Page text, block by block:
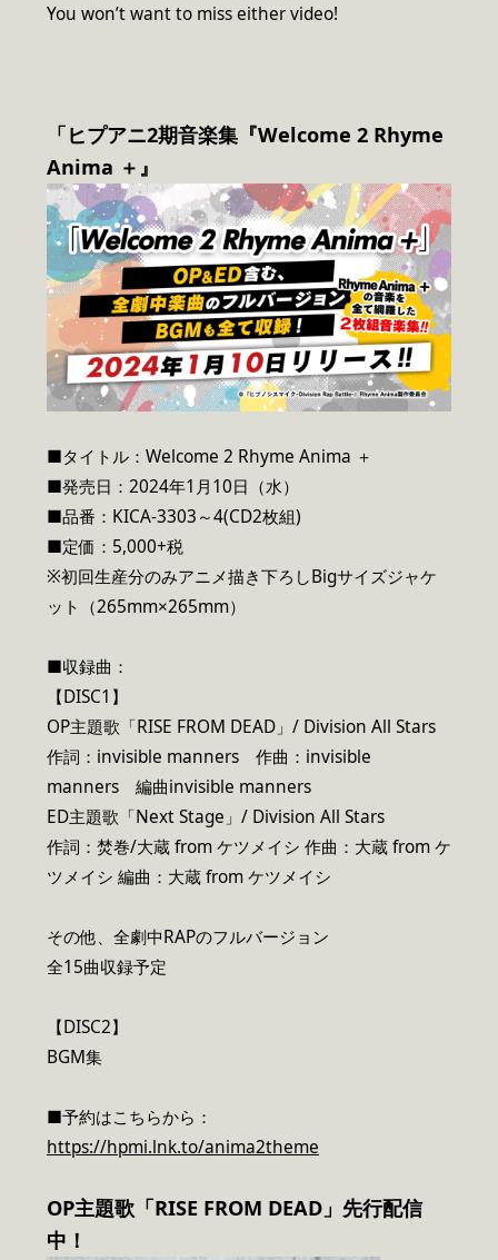
You won’t want to miss either video!
「ヒプアニ2期音楽集『Welcome 2 Rhyme
Anima ＋』
■タイトル：Welcome 2 Rhyme Anima ＋
■発売日：2024年1月10日（水）
■品番：KICA-3303～4(CD2枚組)
■定価：5,000+税
※初回生産分のみアニメ描き下ろしBigサイズジャケ
ット（265mm×265mm）
■収録曲：
【DISC1】
OP主題歌「RISE FROM DEAD」/ Division All Stars
作詞：invisible manners 作曲：invisible
manners 編曲invisible manners
ED主題歌「Next Stage」/ Division All Stars
作詞：焚巻/大蔵 from ケツメイシ 作曲：大蔵 from ケ
ツメイシ 編曲：大蔵 from ケツメイシ
その他、全劇中RAPのフルバージョン
全15曲収録予定
【DISC2】
BGM集
■予約はこちらから：
https://hpmi.lnk.to/anima2theme
OP主題歌「RISE FROM DEAD」先行配信
中！